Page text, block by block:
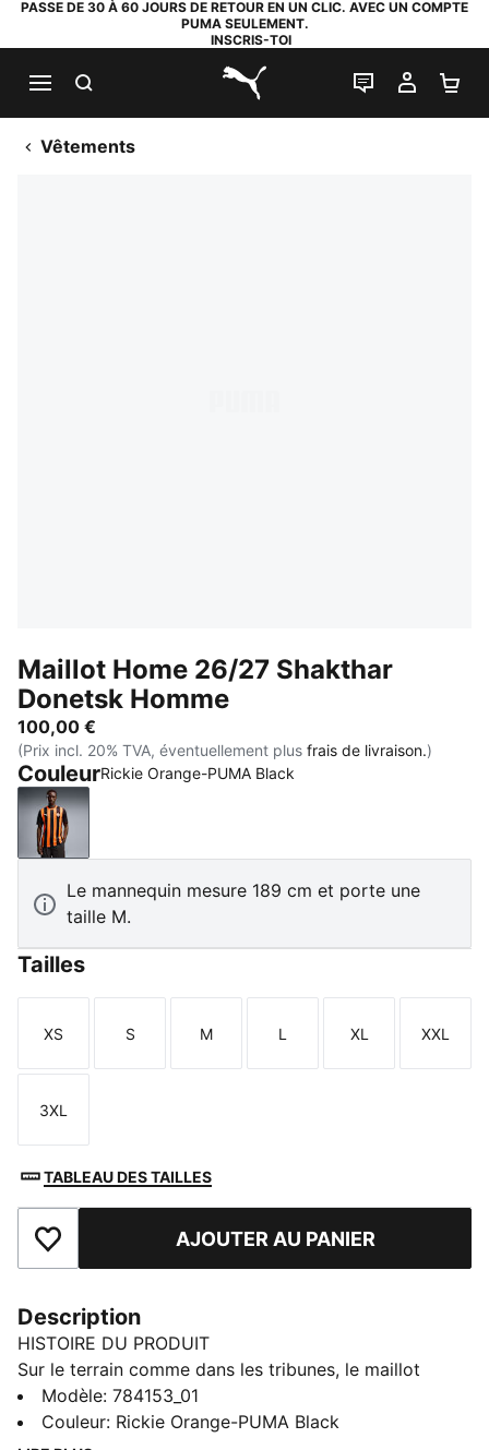
PASSE DE 30 À 60 JOURS DE RETOUR EN UN CLIC. AVEC UN COMPTE
PUMA SEULEMENT.
INSCRIS-TOI
PUMA.com
LIVE CHAT
MON
Vêtements
Maillot Home 26/27 Shakthar
Donetsk Homme
100,00 €
(Prix incl. 20% TVA, éventuellement plus frais de livraison.)
CouleurRickie Orange-PUMA Black
Rickie Orange-PUMA Black
Le mannequin mesure 189 cm et porte une
taille M.
Tailles
Taille
XS
Taille
S
Taille
M
Taille
L
Taille
XL
Taille
XXL
Taille
3XL
TABLEAU DES TAILLES
Ajouter aux favorisAJOUTER AU PANIER
Description
HISTOIRE DU PRODUIT
Sur le terrain comme dans les tribunes, le maillot
Home Shakhtar Donetsk porte haut les couleurs du
club sans faire de concession. Ce modèle est conçu
Modèle: 784153_01
Couleur: Rickie Orange-PUMA Black